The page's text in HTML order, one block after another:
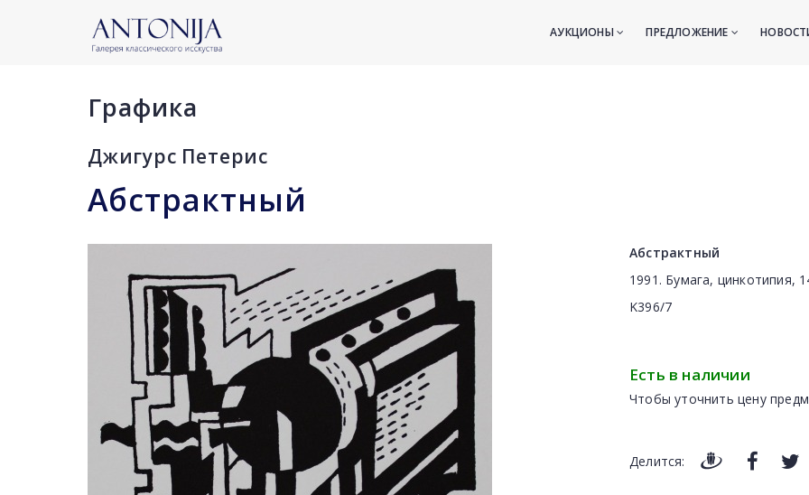
АУКЦИОНЫ ПРЕДЛОЖЕНИЕ
Графика
Джигурс Петерис
Абстрактный
Абстрактный
1991. Бумага, цинкотипия,
K396/7
Есть в наличии
Чтобы уточнить цену
Делится: